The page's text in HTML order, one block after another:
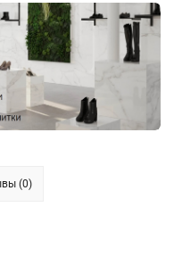
(0)